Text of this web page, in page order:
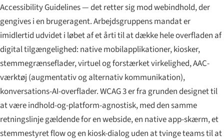
Accessibility Guidelines — det retter sig mod webindhold, der
gengives i en brugeragent. Arbejdsgruppens mandat er
imidlertid udvidet i løbet af et årti til at dække hele overfladen af
digital tilgængelighed: native mobilapplikationer, kiosker,
stemme­grænseflader, virtuel og forstærket virkelighed, AAC-
værktøj (augmentativ og alternativ kommunikation),
konversations-AI-overflader. WCAG 3 er fra grunden designet til
at være indhold-og-platform-agnostisk, med den samme
retningslinje gældende for en webside, en native app-skærm, et
stemmestyret flow og en kiosk-dialog uden at tvinge teams til at